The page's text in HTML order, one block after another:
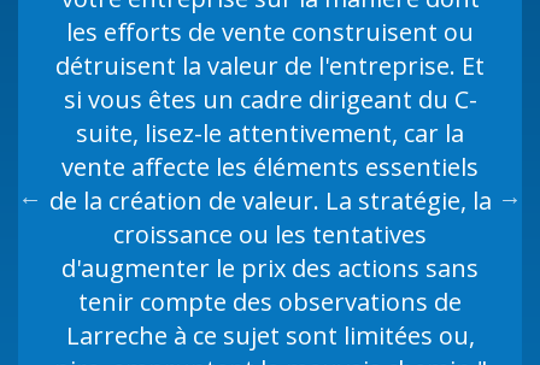
les efforts de vente construisent ou
détruisent la valeur de l'entreprise. Et
si vous êtes un cadre dirigeant du C-
suite, lisez-le attentivement, car la
vente affecte les éléments essentiels
de la création de valeur. La stratégie, la
croissance ou les tentatives
d'augmenter le prix des actions sans
tenir compte des observations de
Larreche à ce sujet sont limitées ou,
voyage aussi agréable et accueillant
qu'une promenade dans le parc par
une belle journée de printemps."
Anna Campagna, Directrice Senior des
nouveau monde de la vente !"
Laurent Beraza, Directeur - Royaume-
Dr. Marshall Goldsmith, Thinkers50
brillamment démontrés, et l'accent
mis sur la préparation est justement
souligné ! J'ai particulièrement aimé
suivre l'histoire de Tom, le
professionnel de la vente - cela m'a
semblé être l'écoute d'une histoire de
mon collègue !"